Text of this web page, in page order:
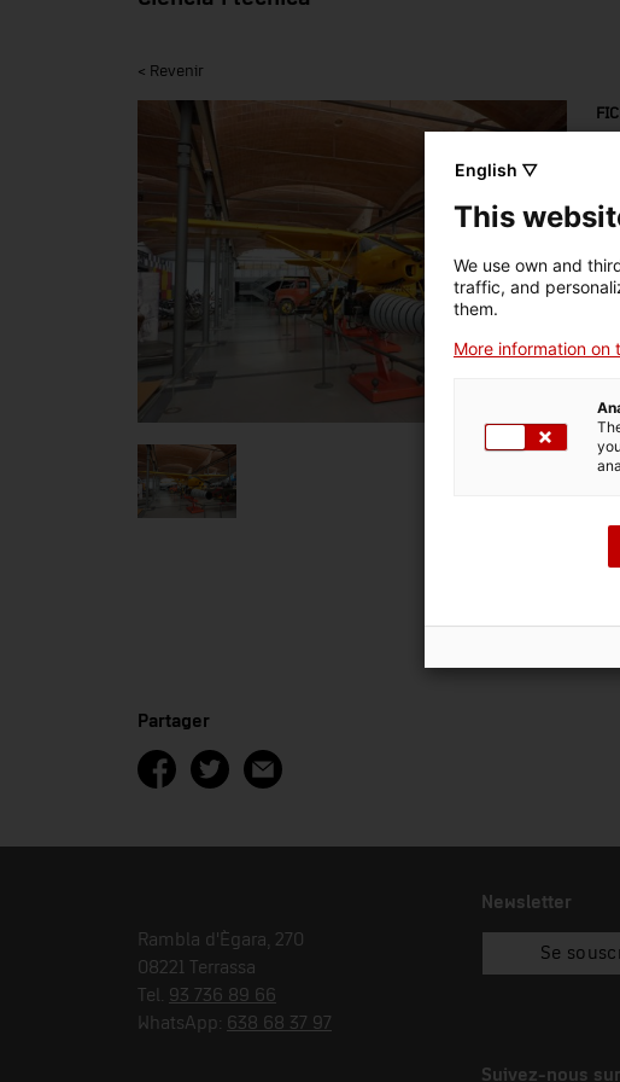
< Revenir
Partager
Rambla d'Ègara, 270
08221 Terrassa
Tel. 93 736 89 66
WhatsApp: 638 68 37 97
Newsletter
Se
Suivez-nous
English ▽
This
We use own and
traffic, and
them.
More information on